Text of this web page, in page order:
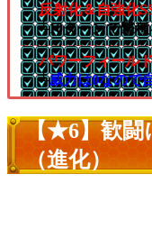
反射化＆自強化
└10ターンで撃
パワーフィール
└威力は0なので
【★6】歓闘
（進化）